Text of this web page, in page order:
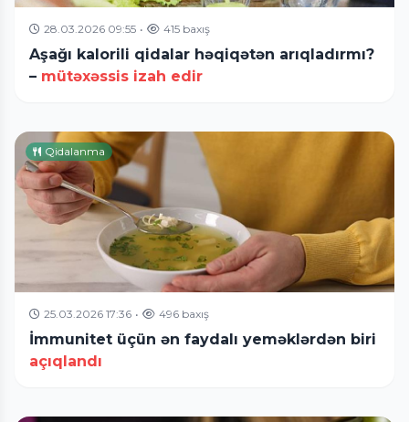
28.03.2026 09:55 • 415 baxış
Aşağı kalorili qidalar həqiqətən arıqladırmı?
– mütəxəssis izah edir
Qidalanma
25.03.2026 17:36 • 496 baxış
İmmunitet üçün ən faydalı yeməklərdən biri
açıqlandı